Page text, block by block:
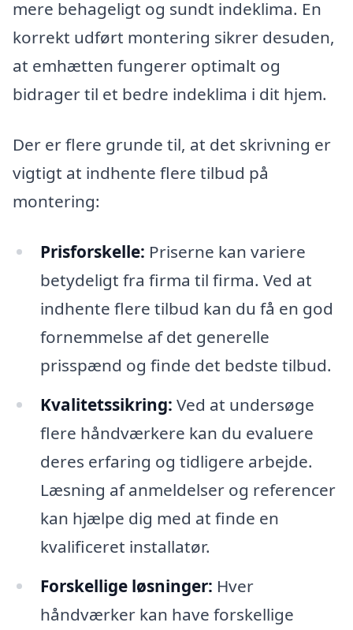
mere behageligt og sundt indeklima. En
korrekt udført montering sikrer desuden,
at emhætten fungerer optimalt og
bidrager til et bedre indeklima i dit hjem.
Der er flere grunde til, at det skrivning er
vigtigt at indhente flere tilbud på
montering:
Prisforskelle: Priserne kan variere
betydeligt fra firma til firma. Ved at
indhente flere tilbud kan du få en god
fornemmelse af det generelle
prisspænd og finde det bedste tilbud.
Kvalitetssikring: Ved at undersøge
flere håndværkere kan du evaluere
deres erfaring og tidligere arbejde.
Læsning af anmeldelser og referencer
kan hjælpe dig med at finde en
kvalificeret installatør.
Forskellige løsninger: Hver
håndværker kan have forskellige